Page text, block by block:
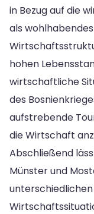
in Bezug auf die
als
hohen
wirtschaftliche
des
aufstrebende
die Wirtschaft
Abschließend
Münster und